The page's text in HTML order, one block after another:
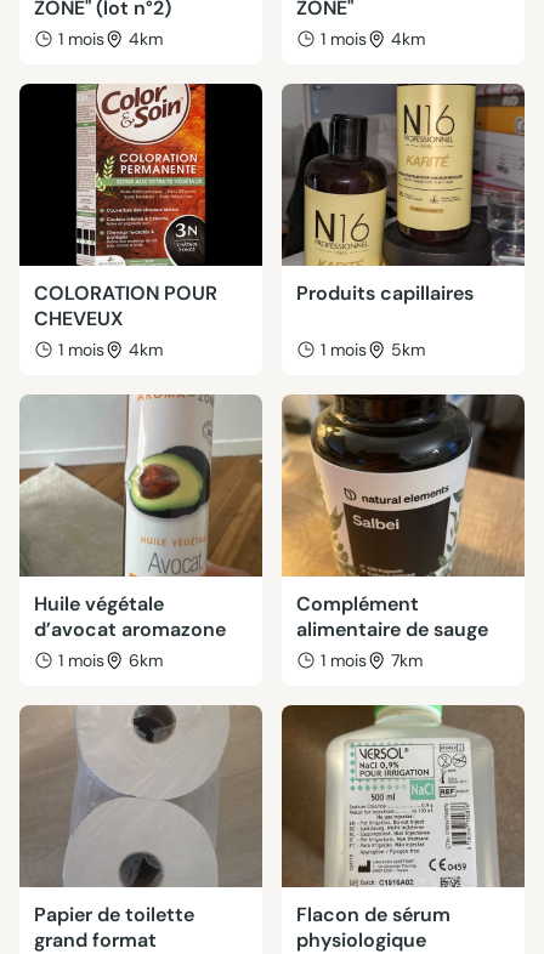
ZONE" (lot n°2)
1 mois 4km
ZONE"
1 mois 4km
COLORATION POUR
CHEVEUX
1 mois 4km
Produits capillaires
1 mois 5km
Huile végétale
d’avocat aromazone
1 mois 6km
Complément
alimentaire de sauge
1 mois 7km
Papier de toilette
grand format
Flacon de sérum
physiologique